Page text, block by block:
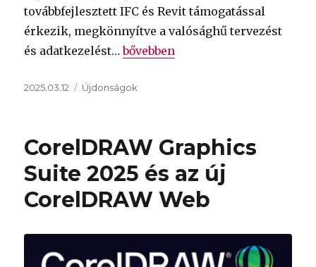
továbbfejlesztett IFC és Revit támogatással
érkezik, megkönnyítve a valósághű tervezést
és adatkezelést…„Megjelent a SketchUp Pro és a
bővebben
Közzétéve
2025.03.12 Kategória
Újdonságok
CorelDRAW Graphics
Suite 2025 és az új
CorelDRAW Web